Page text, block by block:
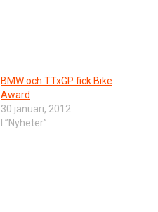
BMW och TTxGP fick Bike
Award
30 januari, 2012
I ”Nyheter”